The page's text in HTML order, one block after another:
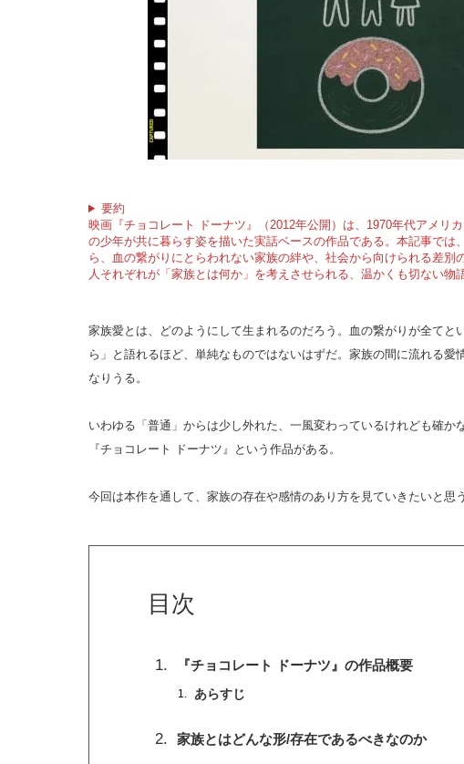
要約
映画『チョコレート ドーナツ』（2012年公開）は、1970年代アメリ
の少年が共に暮らす姿を描いた実話ベースの作品である。本記事では
ら、血の繋がりにとらわれない家族の絆や、社会から向けられる差別
人それぞれが「家族とは何か」を考えさせられる、温かくも切ない物
家族愛とは、どのようにして生まれるのだろう。血の繋がりが全てと
ら」と語れるほど、単純なものではないはずだ。家族の間に流れる愛
なりうる。
いわゆる「普通」からは少し外れた、一風変わっているけれども確か
『チョコレート ドーナツ』という作品がある。
今回は本作を通して、家族の存在や感情のあり方を見ていきたいと思う
目次
『チョコレート ドーナツ』の作品概要
あらすじ
家族とはどんな形/存在であるべきなのか